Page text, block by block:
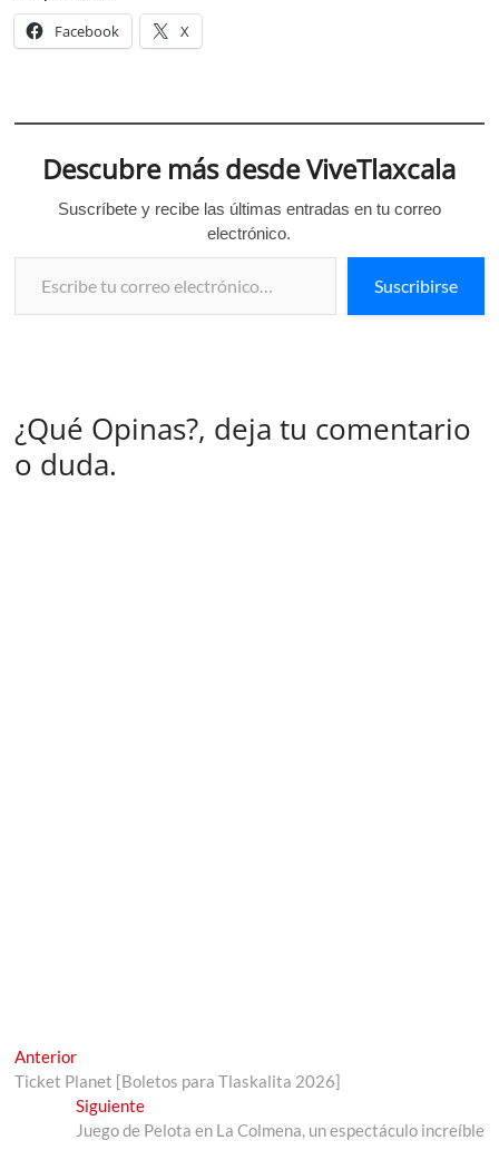
Facebook X
Descubre más desde ViveTlaxcala
Suscríbete y recibe las últimas entradas en tu correo
electrónico.
Escribe tu correo electrónico…
Suscribirse
¿Qué Opinas?, deja tu comentario
o duda.
Navegación
de
entradas
AnteriorEntrada
anterior:
Ticket Planet [Boletos para Tlaskalita 2026]
SiguienteEntrada
siguiente:
Juego de Pelota en La Colmena, un espectáculo increíble